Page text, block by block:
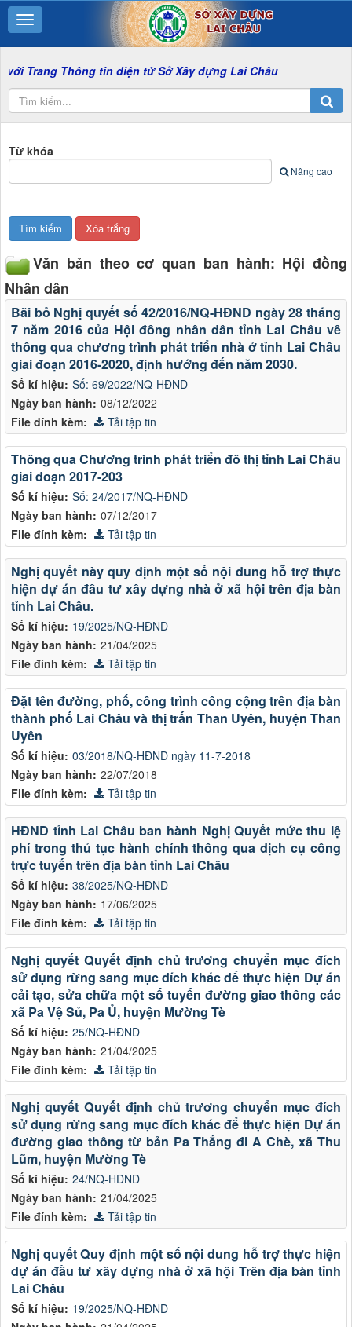
Thông tin điện tử Sở Xây dựng Lai Châu
Từ khóa
Nâng cao
Văn bản theo cơ quan ban hành: Hội đồng
Nhân dân
Số kí hiệu: Số: 69/2022/NQ-HĐND
Ngày ban hành: 08/12/2022
Bãi bỏ Nghị quyết số 42/2016/NQ-HĐND ngày 28 tháng
7 năm 2016 của Hội đồng nhân dân tỉnh Lai Châu về
thông qua chương trình phát triển nhà ở tỉnh Lai Châu
giai đoạn 2016-2020, định hướng đến năm 2030.
File đính kèm: Tải tập tin
Số kí hiệu: Số: 24/2017/NQ-HĐND
Ngày ban hành: 07/12/2017
Thông qua Chương trình phát triển đô thị tỉnh Lai Châu
giai đoạn 2017-203
File đính kèm: Tải tập tin
Số kí hiệu: 19/2025/NQ-HĐND
Ngày ban hành: 21/04/2025
Nghị quyết này quy định một số nội dung hỗ trợ thực
hiện dự án đầu tư xây dựng nhà ở xã hội trên địa bàn
tỉnh Lai Châu.
File đính kèm: Tải tập tin
Số kí hiệu: 03/2018/NQ-HĐND ngày 11-7-2018
Ngày ban hành: 22/07/2018
Đặt tên đường, phố, công trình công cộng trên địa bàn
thành phố Lai Châu và thị trấn Than Uyên, huyện Than
Uyên
File đính kèm: Tải tập tin
Số kí hiệu: 38/2025/NQ-HĐND
Ngày ban hành: 17/06/2025
HĐND tỉnh Lai Châu ban hành Nghị Quyết mức thu lệ
phí trong thủ tục hành chính thông qua dịch cụ công
trực tuyến trên địa bàn tỉnh Lai Châu
File đính kèm: Tải tập tin
Số kí hiệu: 25/NQ-HĐND
Ngày ban hành: 21/04/2025
Nghị quyết Quyết định chủ trương chuyển mục đích
sử dụng rừng sang mục đích khác để thực hiện Dự án
cải tạo, sửa chữa một số tuyến đường giao thông các
xã Pa Vệ Sủ, Pa Ủ, huyện Mường Tè
File đính kèm: Tải tập tin
Số kí hiệu: 24/NQ-HĐND
Ngày ban hành: 21/04/2025
Nghị quyết Quyết định chủ trương chuyển mục đích
sử dụng rừng sang mục đích khác để thực hiện Dự án
đường giao thông từ bản Pa Thắng đi A Chè, xã Thu
Lũm, huyện Mường Tè
File đính kèm: Tải tập tin
Số kí hiệu: 19/2025/NQ-HĐND
Nghị quyết Quy định một số nội dung hỗ trợ thực hiện
dự án đầu tư xây dựng nhà ở xã hội Trên địa bàn tỉnh
Lai Châu